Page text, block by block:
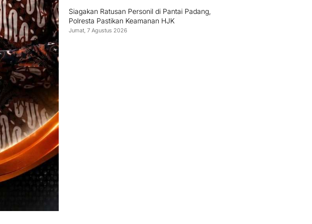
Siagakan Ratusan Personil di Pantai Padang,
Polresta Pastikan Keamanan HJK
Jumat, 7 Agustus 2026